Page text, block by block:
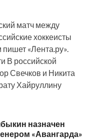
матч между
хоккеисты
«Лента.ру».
В российской
Свечков и Никита
Хайруллину
назначен
«Авангарда»